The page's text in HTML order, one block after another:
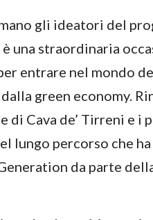
gli ideatori del
è una straordinaria
entrare nel mondo
green economy.
di Cava de’ Tirreni e
lungo percorso che
da parte